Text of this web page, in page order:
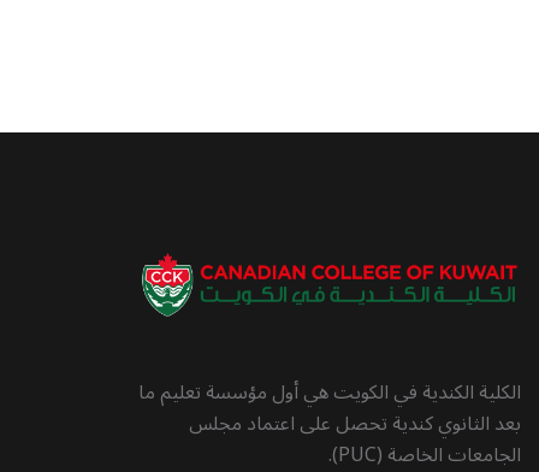
الكلية الكندية في الكويت هي أول مؤسسة تعليم ما
بعد الثانوي كندية تحصل على اعتماد مجلس
الجامعات الخاصة (PUC).